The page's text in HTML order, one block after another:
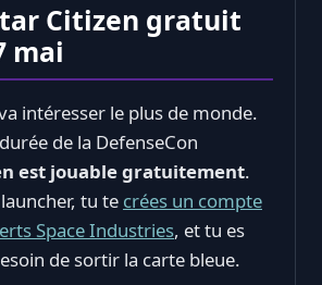
Citizen gratuit
mai
intéresser le plus de monde.
de la DefenseCon
est jouable gratuitement.
tu te crées un compte
Space Industries, et tu es
de sortir la carte bleue.